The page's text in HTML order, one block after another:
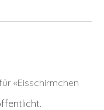
«Eisschirmchen